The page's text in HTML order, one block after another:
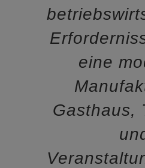
eine
Gasthaus,